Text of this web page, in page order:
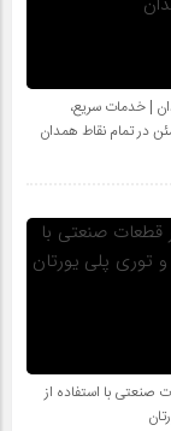
| خدمات سریع،
در تمام نقاط همدان
صنعتی با استفاده از